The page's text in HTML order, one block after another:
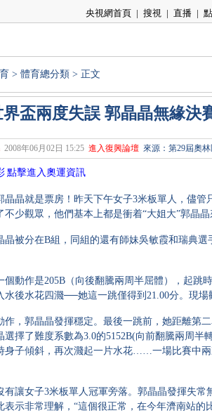
央視網首頁 | 搜視 | 直播 |
> 體育總分類 > 正文
界盃兩度失誤 郭晶晶無緣決
2008年06月02日 15:25 進入復興論壇 來源：第29屆奧
點擊進入奧運資訊
就是票房！昨天下午女子3米板單人，儘管
少觀眾，他們基本上都是衝着“大姐大”郭晶晶
分在B組，同組的還有師妹吳敏霞和瑞典選
作是205B（向後翻騰兩周半屈體），起跳時
水後水花四濺──她這一跳僅得到21.00分。現場
郭晶晶發揮穩定。最後一跳前，她距離第二
選擇了難度系數為3.0的5152B(向前翻騰兩周半
身子傾斜，再次濺起一片水花……一場比賽中
女子3米板單人冠軍旁落。郭晶晶發揮失常
表示非常理解，“這個很正常，在今年濟南站的